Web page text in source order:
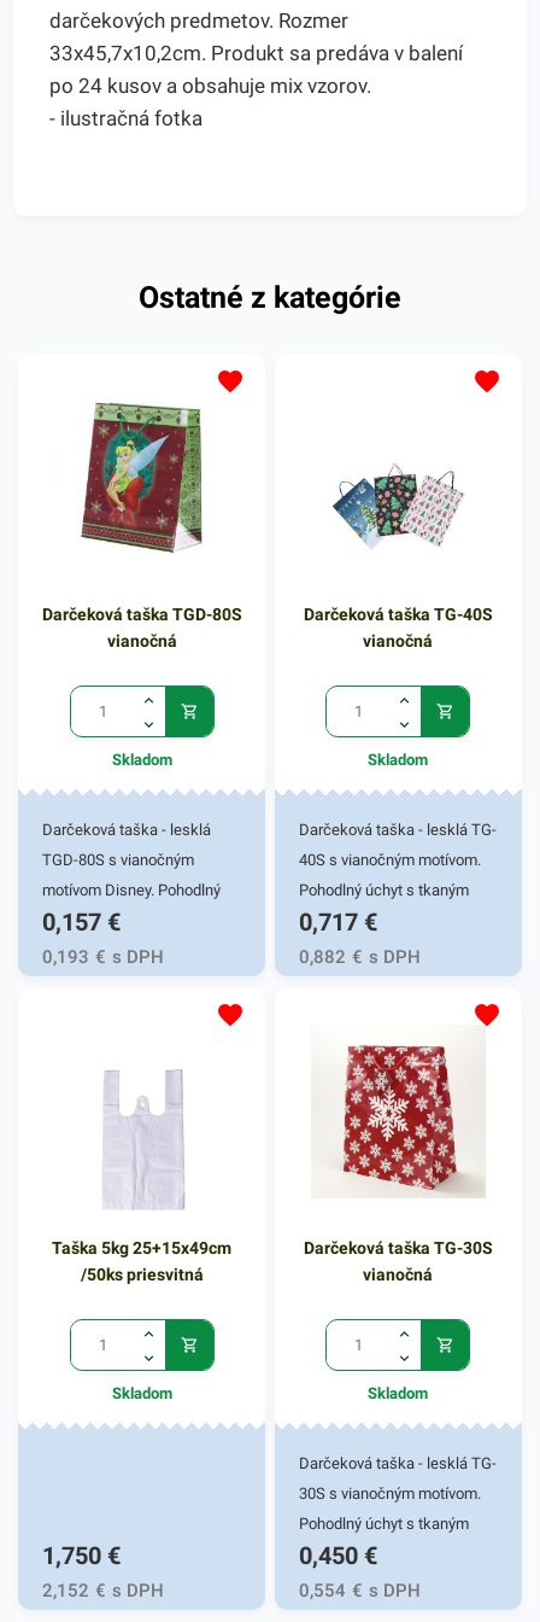
darčekových predmetov. Rozmer
33x45,7x10,2cm. Produkt sa predáva v balení
po 24 kusov a obsahuje mix vzorov.
- ilustračná fotka
Ostatné z kategórie
Darčeková taška TGD-80S
vianočná
Skladom
Darčeková taška - lesklá
TGD-80S s vianočným
motívom Disney. Pohodlný
úchyt s tkaným uchom.
Stabilitu zaručí ploché dno s
kvalitným lepením. Gramáž
papiera 128g/m2. Vhodná na
17x17x6cm. Produkt sa
predáva v balení po 24 kusov
0,157 €
0,193 € s DPH
Darčeková taška TG-40S
vianočná
Skladom
Darčeková taška - lesklá TG-
40S s vianočným motívom.
Pohodlný úchyt s tkaným
uchom. Stabilitu zaručí
ploché dno s kvalitným
lepením. Gramáž papiera
128g/m2. Vhodná na prenos
Rozmer 33x45,7x10,2cm.
Produkt sa predáva v balení
po 24 kusov a obsahuje mix
vzorov.- ilustračná fotka
0,717 €
0,882 € s DPH
Taška 5kg 25+15x49cm
/50ks priesvitná
Skladom
1,750 €
2,152 € s DPH
Darčeková taška TG-30S
vianočná
Skladom
Darčeková taška - lesklá TG-
30S s vianočným motívom.
Pohodlný úchyt s tkaným
uchom. Stabilitu zaručí
ploché dno s kvalitným
lepením. Gramáž papiera
0,450 €
0,554 € s DPH